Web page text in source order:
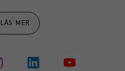
LÄS MER